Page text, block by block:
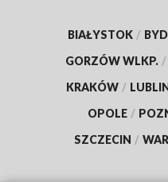
BIAŁYSTOK /
GORZÓW WLKP. /
KRAKÓW /
OPOLE /
SZCZECIN /